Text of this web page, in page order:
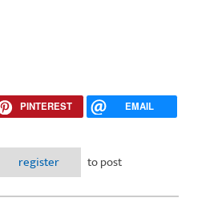
PINTEREST EMAIL
(गौरवशाली/प्रभावशाली व्यक्तींची सूची –
register
to post